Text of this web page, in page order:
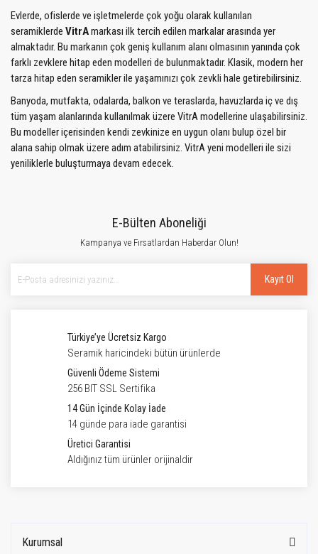
Evlerde, ofislerde ve işletmelerde çok yoğu olarak kullanılan
seramiklerde VitrAmarkası ilk tercih edilen markalar arasında yer
almaktadır. Bu markanın çok geniş kullanım alanı olmasının yanında çok
farklı zevklere hitap eden modelleri de bulunmaktadır. Klasik, modern her
tarza hitap eden seramikler ile yaşamınızı çok zevkli hale getirebilirsiniz.
Banyoda, mutfakta, odalarda, balkon ve teraslarda, havuzlarda iç ve dış
tüm yaşam alanlarında kullanılmak üzere VitrA modellerine ulaşabilirsiniz.
Bu modeller içerisinden kendi zevkinize en uygun olanı bulup özel bir
alana sahip olmak üzere adım atabilirsiniz. VitrA yeni modelleri ile sizi
yeniliklerle buluşturmaya devam edecek.
E-Bülten Aboneliği
Kampanya ve Fırsatlardan Haberdar Olun!
Kayıt Ol
Türkiye’ye Ücretsiz Kargo
Seramik haricindeki bütün ürünlerde
Güvenli Ödeme Sistemi
256 BIT SSL Sertifika
14 Gün İçinde Kolay İade
14 günde para iade garantisi
Üretici Garantisi
Aldığınız tüm ürünler orijinaldir
Kurumsal